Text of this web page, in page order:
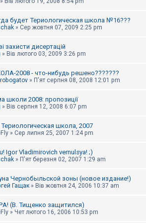
будет Териологическая школа №16???
» Сер жовтня 07, 2009 2:25 pm
захисти дисертацій
» Вів лютого 03, 2009 3:26 pm
2008 - что-нибудь решено???????
» П'ят серпня 08, 2008 12:01 pm
школи 2008: пропозиції
» Вів серпня 12, 2008 6:07 pm
Териологическая школа, 2007
» Сер липня 25, 2007 1:24 pm
Igor Vladimirovich vernulsya! ;)
» П'ят березня 02, 2007 1:29 am
Чернобыльской зоны (новое издание!)
Гащак » Вів жовтня 24, 2006 10:37 am
(В. Тищенко защитился)
» Чет лютого 16, 2006 10:53 pm